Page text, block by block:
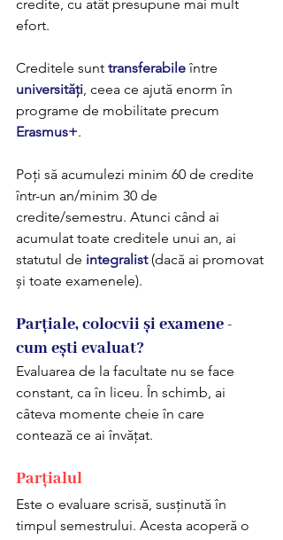
credite, cu atât presupune mai mult
efort.
Creditele sunt transferabile între
universități, ceea ce ajută enorm în
programe de mobilitate precum
Erasmus+.
Poți să acumulezi minim 60 de credite
într-un an/minim 30 de
credite/semestru. Atunci când ai
acumulat toate creditele unui an, ai
statutul de integralist (dacă ai promovat
și toate examenele).
Parțiale, colocvii și examene -
cum ești evaluat?
Evaluarea de la facultate nu se face
constant, ca în liceu. În schimb, ai
câteva momente cheie în care
contează ce ai învățat.
Parțialul
Este o evaluare scrisă, susținută în
timpul semestrului. Acesta acoperă o